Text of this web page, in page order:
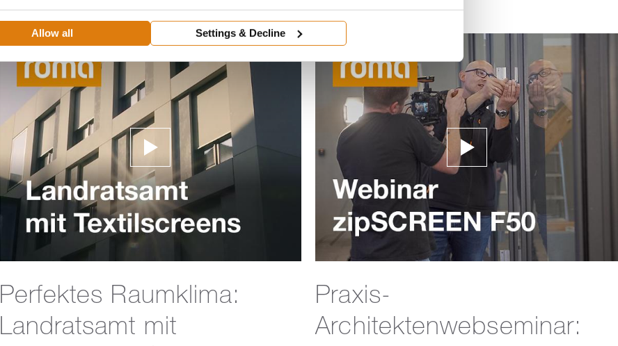
Settings & Decline
Allow all
Zum Video Zum Video
Perfektes Raumklima:
Landratsamt mit
Praxis-
Architektenwebseminar: